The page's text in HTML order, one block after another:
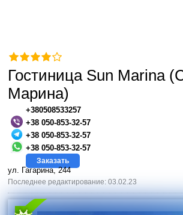
Гостиница Sun Marina
Марина)
+380508533257
+38 050-853-32-57
+38 050-853-32-57
+38 050-853-32-57
Заказать
ул. Гагарина, 244
Последнее редактирование: 03.02.23